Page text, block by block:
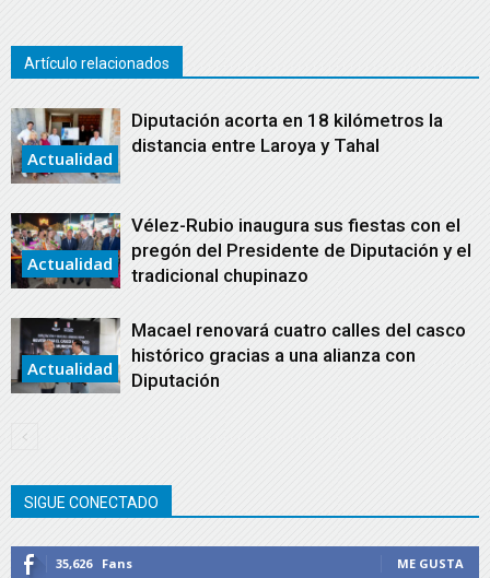
Artículo relacionados
Actualidad
Diputación acorta en 18 kilómetros la
distancia entre Laroya y Tahal
Actualidad
Vélez-Rubio inaugura sus fiestas con el
pregón del Presidente de Diputación y el
tradicional chupinazo
Actualidad
Macael renovará cuatro calles del casco
histórico gracias a una alianza con
Diputación
SIGUE CONECTADO
35,626 Fans ME GUSTA